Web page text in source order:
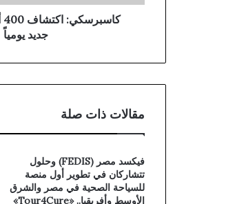
جديد يومياً
مقالات ذات صلة
فيكسد مصر (FEDIS) وحلول
تتشاركان في تطوير أول منصة
للسياحة الصحية في مصر والشرق
الأوسط وأفريقيا.. «Tour4Cure»